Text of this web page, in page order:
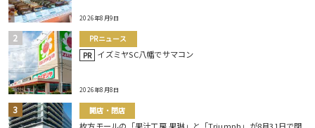
2026年8月9日
PRニュース
PR イズミヤSC八幡でサマコン
2026年8月8日
開店・閉店
枚方モールの「果汁工房 果琳」と「Triumph」が8月31日で閉